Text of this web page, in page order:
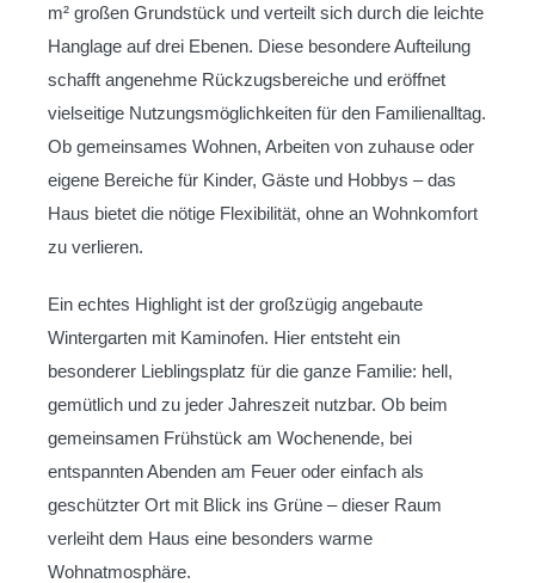
m² großen Grundstück und verteilt sich durch die leichte
Hanglage auf drei Ebenen. Diese besondere Aufteilung
schafft angenehme Rückzugsbereiche und eröffnet
vielseitige Nutzungsmöglichkeiten für den Familienalltag.
Ob gemeinsames Wohnen, Arbeiten von zuhause oder
eigene Bereiche für Kinder, Gäste und Hobbys – das
Haus bietet die nötige Flexibilität, ohne an Wohnkomfort
zu verlieren.
Ein echtes Highlight ist der großzügig angebaute
Wintergarten mit Kaminofen. Hier entsteht ein
besonderer Lieblingsplatz für die ganze Familie: hell,
gemütlich und zu jeder Jahreszeit nutzbar. Ob beim
gemeinsamen Frühstück am Wochenende, bei
entspannten Abenden am Feuer oder einfach als
geschützter Ort mit Blick ins Grüne – dieser Raum
verleiht dem Haus eine besonders warme
Wohnatmosphäre.